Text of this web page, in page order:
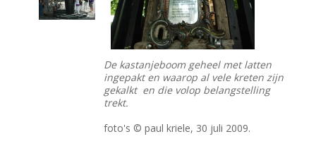
De kastanjeboom geheel met latten
ingepakt en waarop al vele kreten zijn
gekalkt en die volop belangstelling
trekt.
foto's © paul kriele, 30 juli 2009.